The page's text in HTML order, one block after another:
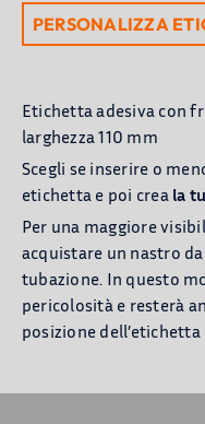
PERSONALIZZA
Etichetta adesiva con
larghezza 110 mm
Scegli se inserire o
etichetta e poi crea la
Per una maggiore
acquistare un nastro
tubazione. In questo
pericolosità e resterà
posizione